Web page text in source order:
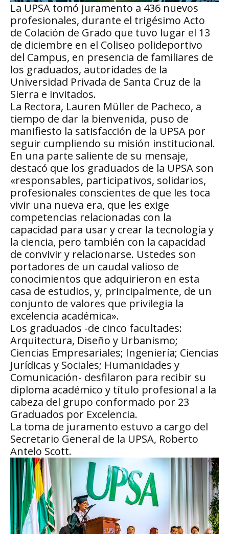
La UPSA tomó juramento a 436 nuevos
profesionales, durante el trigésimo Acto
de Colación de Grado que tuvo lugar el 13
de diciembre en el Coliseo polideportivo
del Campus, en presencia de familiares de
los graduados, autoridades de la
Universidad Privada de Santa Cruz de la
Sierra e invitados.
La Rectora, Lauren Müller de Pacheco, a
tiempo de dar la bienvenida, puso de
manifiesto la satisfacción de la UPSA por
seguir cumpliendo su misión institucional.
En una parte saliente de su mensaje,
destacó que los graduados de la UPSA son
«responsables, participativos, solidarios,
profesionales conscientes de que les toca
vivir una nueva era, que les exige
competencias relacionadas con la
capacidad para usar y crear la tecnología y
la ciencia, pero también con la capacidad
de convivir y relacionarse. Ustedes son
portadores de un caudal valioso de
conocimientos que adquirieron en esta
casa de estudios, y, principalmente, de un
conjunto de valores que privilegia la
excelencia académica».
Los graduados -de cinco facultades:
Arquitectura, Diseño y Urbanismo;
Ciencias Empresariales; Ingeniería; Ciencias
Jurídicas y Sociales; Humanidades y
Comunicación- desfilaron para recibir su
diploma académico y título profesional a la
cabeza del grupo conformado por 23
Graduados por Excelencia.
La toma de juramento estuvo a cargo del
Secretario General de la UPSA, Roberto
Antelo Scott.